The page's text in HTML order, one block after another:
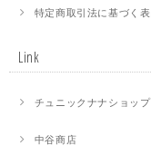
特定商取引法に基づく
Link
チュニックナナショッ
中谷商店